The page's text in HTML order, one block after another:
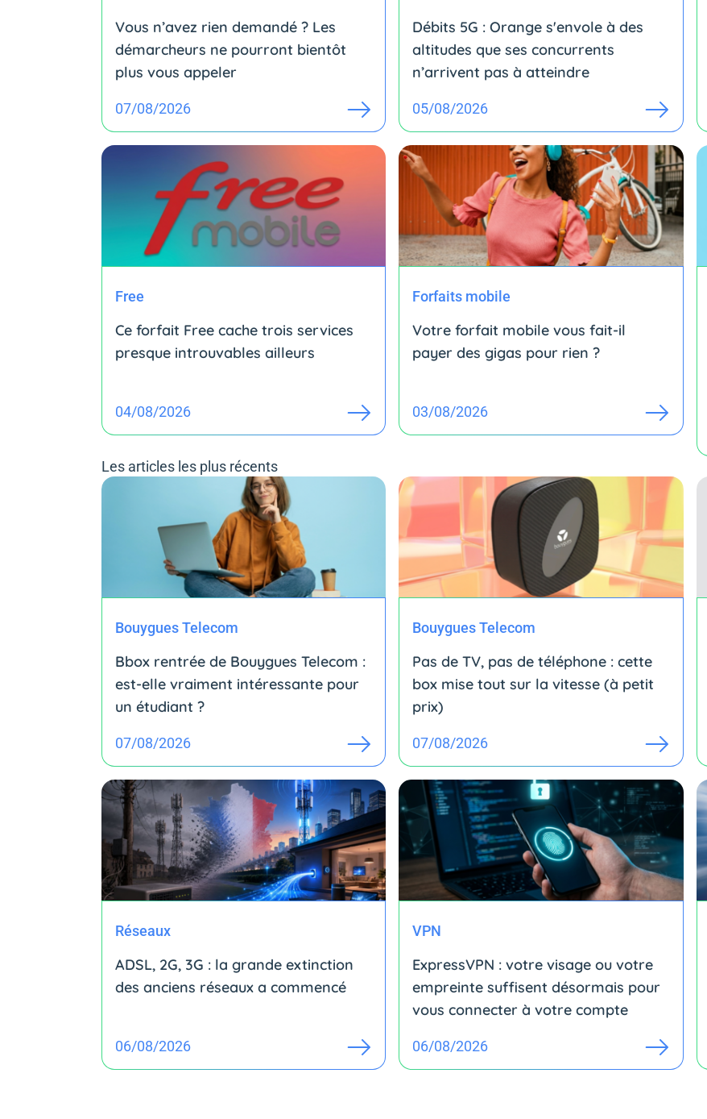
Vous n’avez rien demandé ? Les
démarcheurs ne pourront bientôt
plus vous appeler
07/08/2026
Débits 5G : Orange s'envole à des
altitudes que ses concurrents
n’arrivent pas à atteindre
05/08/2026
Free
Ce forfait Free cache trois services
presque introuvables ailleurs
04/08/2026
Forfaits mobile
Votre forfait mobile vous fait-il
payer des gigas pour rien ?
03/08/2026
Les articles les plus récents
Bouygues Telecom
Bbox rentrée de Bouygues Telecom :
est-elle vraiment intéressante pour
un étudiant ?
07/08/2026
Bouygues Telecom
Pas de TV, pas de téléphone : cette
box mise tout sur la vitesse (à petit
prix)
07/08/2026
Réseaux
ADSL, 2G, 3G : la grande extinction
des anciens réseaux a commencé
06/08/2026
VPN
ExpressVPN : votre visage ou votre
empreinte suffisent désormais pour
vous connecter à votre compte
06/08/2026